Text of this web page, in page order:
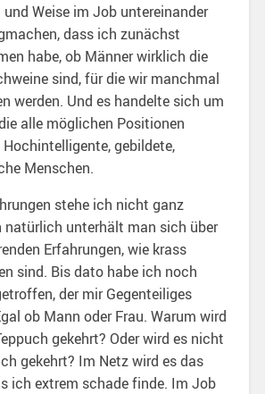
Weise im Job untereinander
dass ich zunächst
habe, ob Männer wirklich die
sind, für die wir manchmal
werden. Und es handelte sich um
alle möglichen Positionen
gebildete,
Menschen.
stehe ich nicht ganz
natürlich unterhält man sich über
Erfahrungen, wie krass
sind. Bis dato habe ich noch
der mir Gegenteiliges
ob Mann oder Frau. Warum wird
gekehrt? Oder wird es nicht
gekehrt? Im Netz wird es das
ich extrem schade finde. Im Job